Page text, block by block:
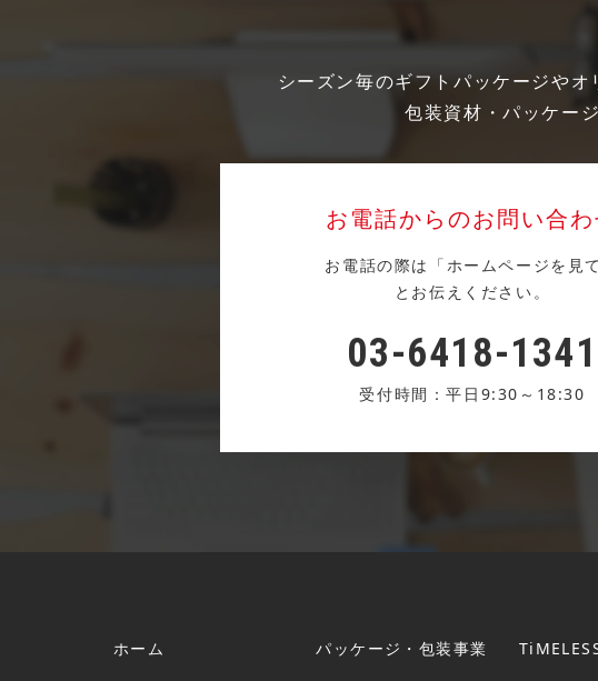
シーズン毎のギフトパッケージや
包装資材・パッケー
お電話からのお問い合
お電話の際は「ホームページを見て
とお伝えください。
03-6418-1341
受付時間：平日9:30～18:30
ホーム パッケージ・包装事業